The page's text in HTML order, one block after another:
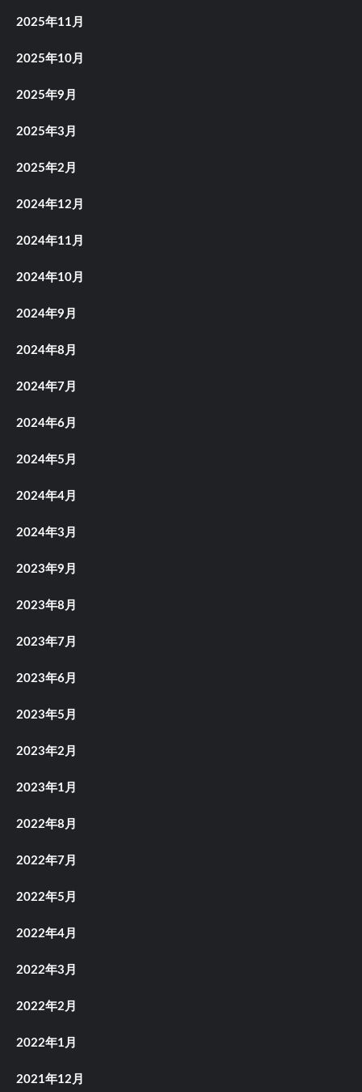
2025年11月
2025年10月
2025年9月
2025年3月
2025年2月
2024年12月
2024年11月
2024年10月
2024年9月
2024年8月
2024年7月
2024年6月
2024年5月
2024年4月
2024年3月
2023年9月
2023年8月
2023年7月
2023年6月
2023年5月
2023年2月
2023年1月
2022年8月
2022年7月
2022年5月
2022年4月
2022年3月
2022年2月
2022年1月
2021年12月